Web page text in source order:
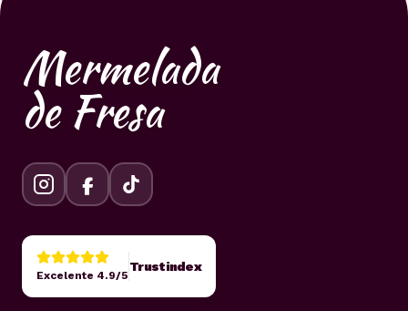
Mermelada
de Fresa
Excelente 4.9/5
Trustindex